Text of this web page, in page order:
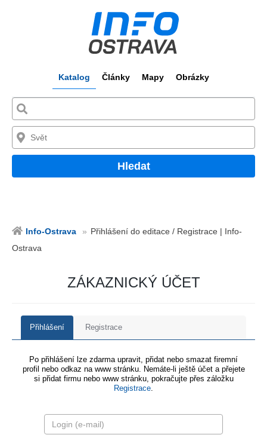
Katalog Články Mapy Obrázky
Hledat
Info-Ostrava
Přihlášení do editace / Registrace | Info-
Ostrava
ZÁKAZNICKÝ ÚČET
Přihlášení Registrace
Po přihlášení lze zdarma upravit, přidat nebo smazat firemní
profil nebo odkaz na www stránku. Nemáte-li ještě účet a přejete
si přidat firmu nebo www stránku, pokračujte přes záložku
Registrace.